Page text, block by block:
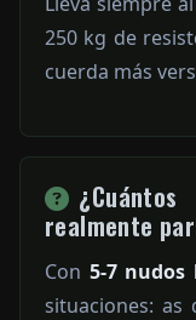
250 kg de
cuerda más
realmente
Con 5-7 nudos
situaciones: as